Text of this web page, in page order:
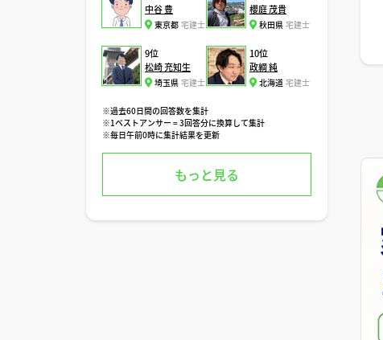
中谷 豊
宅建士
東京都
櫻庭 茂貴
宅建士
秋田県
9位
松崎 充知生
宅建士
埼玉県
10位
政綱 純
宅建士
北海道
※過去60日間の回答数を集計
※1ベストアンサー = 3回答分に換算して集計
※毎日午前0時に集計結果を更新
もっと見る